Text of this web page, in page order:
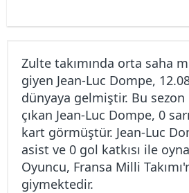
Zulte takımında orta saha
giyen Jean-Luc Dompe,
dünyaya gelmiştir. Bu
çıkan Jean-Luc Dompe, 0
kart görmüştür. Jean-Luc
asist ve 0 gol katkısı ile
Oyuncu, Fransa Milli
giymektedir.